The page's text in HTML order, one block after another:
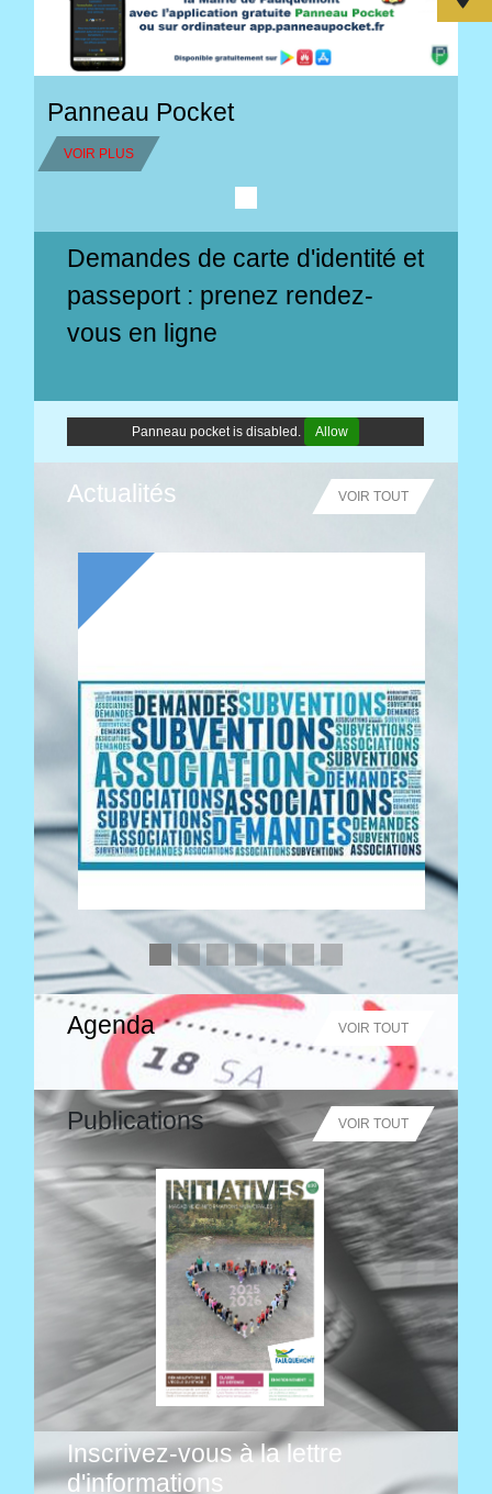
Panneau Pocket
VOIR PLUS
Demandes de carte d'identité et
passeport : prenez rendez-
vous en ligne
Panneau pocket is disabled. Allow
Actualités VOIR TOUT
Agenda VOIR TOUT
Publications VOIR TOUT
Inscrivez-vous à la lettre
d'informations